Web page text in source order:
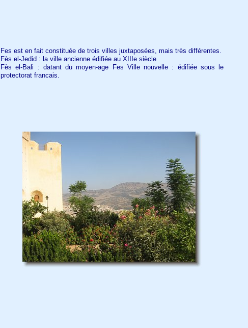
Fes est en fait constituée de trois villes juxtaposées, mais très différentes.
Fès el-Jedid : la ville ancienne édifiée au XIIIe siècle
Fès el-Bali : datant du moyen-age Fes Ville nouvelle : édifiée sous le
protectorat francais.